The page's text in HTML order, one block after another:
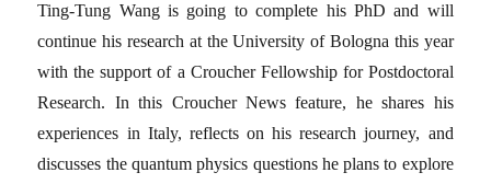
Ting-Tung Wang is going to complete his PhD and will
continue his research at the University of Bologna this year
with the support of a Croucher Fellowship for Postdoctoral
Research. In this Croucher News feature, he shares his
experiences in Italy, reflects on his research journey, and
discusses the quantum physics questions he plans to explore